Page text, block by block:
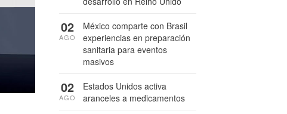
México comparte con Brasil
experiencias en preparación
sanitaria para eventos
masivos
02
AGO
Estados Unidos activa
aranceles a medicamentos
02
AGO